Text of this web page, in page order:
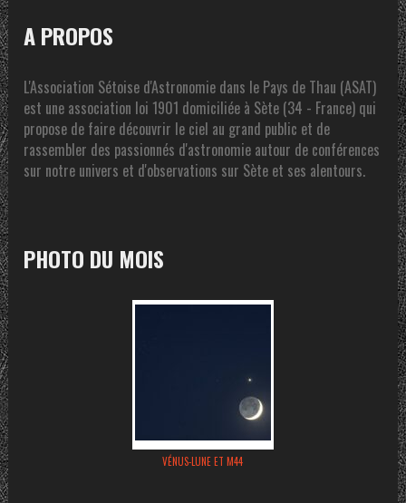
A PROPOS
L'Association Sétoise d'Astronomie dans le Pays de Thau (ASAT)
est une association loi 1901 domiciliée à Sète (34 - France) qui
propose de faire découvrir le ciel au grand public et de
rassembler des passionnés d'astronomie autour de conférences
sur notre univers et d'observations sur Sète et ses alentours.
PHOTO DU MOIS
VÉNUS-LUNE ET M44